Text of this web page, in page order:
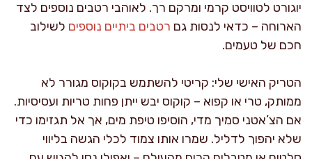
יוגורט לטוויסט קרמי ומרקם רך. לאוהבי רטבים נוספים לצד
הארוחה – כדאי לנסות גם רטבים ביתיים נוספים לשילוב
חכם של טעמים.
הטריק האישי שלי: קריטי להשתמש בקוקוס מגורר לא
ממותק, טרי או קפוא – קוקוס יבש ייתן פחות טריות ועסיסיות.
אם הצ’אטני סמיך מדי, הוסיפו טיפת מים, אך אל תגזימו כדי
שלא יהפוך לדליל. שמרו אותו צמוד לכלי הגשה בליווי